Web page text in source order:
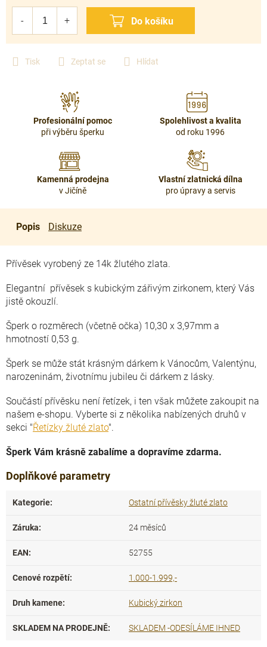
Tisk Zeptat se Hlídat
Profesionální pomoc
při výběru šperku
Spolehlivost a kvalita
od roku 1996
Kamenná prodejna
v Jičíně
Vlastní zlatnická dílna
pro úpravy a servis
Popis Diskuze
Přívěsek vyrobený ze 14k žlutého zlata.
Elegantní přívěsek s kubickým zářivým zirkonem, který Vás
jistě okouzlí.
Šperk o rozměrech (včetně očka) 10,30 x 3,97mm a
hmotností 0,53 g.
Šperk se může stát krásným dárkem k Vánocům, Valentýnu,
narozeninám, životnímu jubileu či dárkem z lásky.
Součástí přívěsku není řetízek, i ten však můžete zakoupit na
našem e-shopu. Vyberte si z několika nabízených druhů v
sekci "Řetízky žluté zlato".
Šperk Vám krásně zabalíme a dopravíme zdarma.
Doplňkové parametry
Kategorie: Ostatní přívěsky žluté zlato
Záruka: 24 měsíců
EAN: 52755
Cenové rozpětí: 1.000-1.999,-
Druh kamene: Kubický zirkon
SKLADEM NA PRODEJNĚ: SKLADEM -ODESÍLÁME IHNED